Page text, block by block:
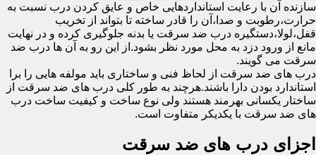
سازنده آن با رعایت استانداردهایی خاص و عایق کردن درب نسبت به
حرارت،رطوبت و صدا،آن را قادر ساخته تا بتواند از تخریب
قفل،لولا،دستگیره درب ضد سرقت یا بدنه جلوگیری کرده و در نهایت
مانع از ورود دزد به محل مورد نظر بشود.از این رو به آن ها درب ضد
سرقت می گویند.
درب های ضد سرقت از لحاظ فنی و ساختاری باید مولفه هایی را برا
استاندارد بودن دارا باشند.هرچند به طور کلی درب های ضد سرقت از
ساختار یکسانی بهرمند هستند ولی نوع ساخت و کیفیت ساخت درب
های ضد سرقت با یکدیکر متفاوت است.
اجزای درب های ضد سرقت